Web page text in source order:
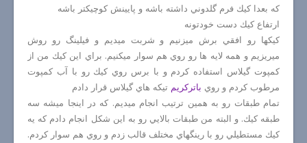
كه بعدا كيك فرم گلدوني داشته باشه و پايينش كوچيكتر باشه
ارتفاع كيك دست خودتونه
كيكها رو افقي برش ميزنيم و شربت ميديم و فيلينگ رو روش
ميريزيم و همه لايه ها رو روي هم سوار ميكنيم. براي اين كيك من از
كمپوت گيلاس استفاده كردم و با برس روي كيك رو با آب كمپوت
مرطوب كردم و روي باتركريم تيكه هاي گيلاس قرار دادم
تمام طبقات رو به همين ترتيب انجام ميديم. كه در اينجا ميشه سه
طبقه كيك. و البته من طبقات بالايي رو به اين شكل انجام دادم كه يه
كيك مستطيلي رو با رينگهاي مختلف قالب زدم و روي هم سوار كردم.